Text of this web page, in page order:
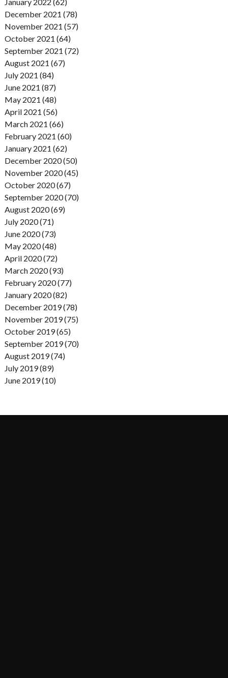
December 2021 (78)
November 2021 (57)
October 2021 (64)
September 2021 (72)
August 2021 (67)
July 2021 (84)
June 2021 (87)
May 2021 (48)
April 2021 (56)
March 2021 (66)
February 2021 (60)
January 2021 (62)
December 2020 (50)
November 2020 (45)
October 2020 (67)
September 2020 (70)
August 2020 (69)
July 2020 (71)
June 2020 (73)
May 2020 (48)
April 2020 (72)
March 2020 (93)
February 2020 (77)
January 2020 (82)
December 2019 (78)
November 2019 (75)
October 2019 (65)
September 2019 (70)
August 2019 (74)
July 2019 (89)
June 2019 (10)